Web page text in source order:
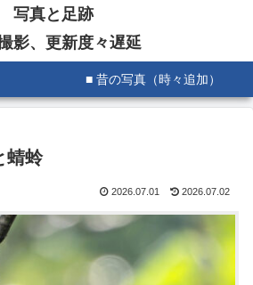
写真と足跡
影、更新度々遅延
■ 昔の写真（時々追加）
蜻蛉
2026.07.01 2026.07.02